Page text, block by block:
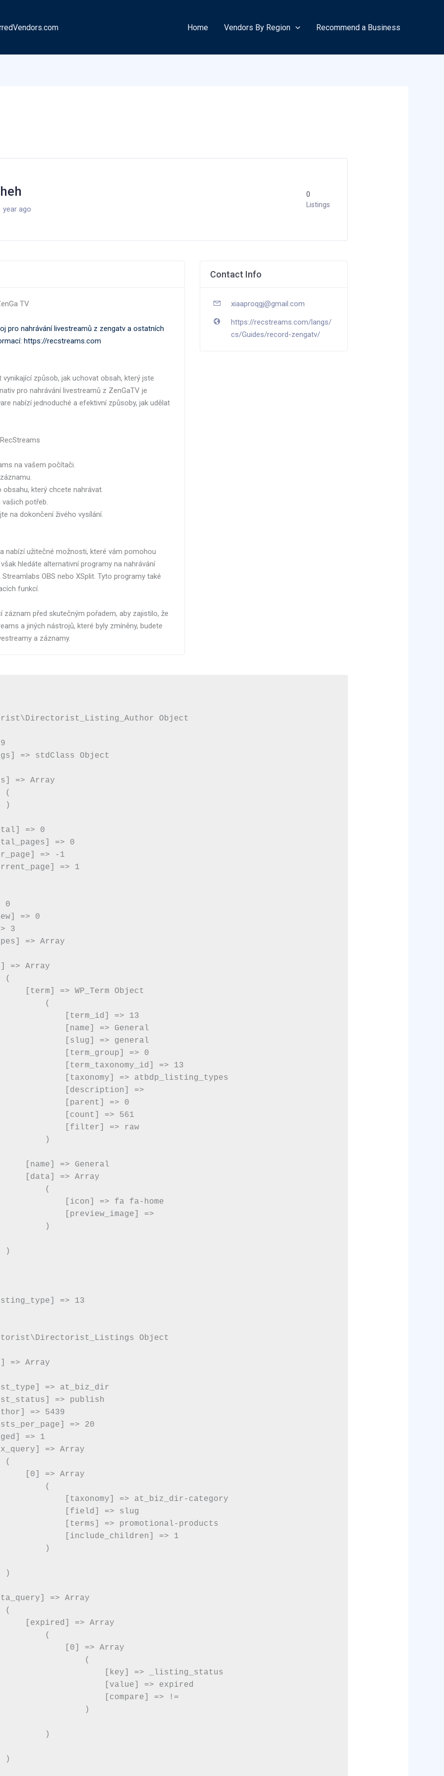
Home Vendors By Region Recommend a Business
year ago
0
Listings
TV
pro nahrávání livestreamů z zengatv a ostatních
https://recstreams.com
vynikající způsob, jak uchovat obsah, který jste
pro nahrávání livestreamů z ZenGaTV je
nabízí jednoduché a efektivní způsoby, jak udělat
na vašem počítači.
obsahu, který chcete nahrávat.
vašich potřeb.
na dokončení živého vysílání.
nabízí užitečné možnosti, které vám pomohou
hledáte alternativní programy na nahrávání
OBS nebo XSplit. Tyto programy také
funkcí.
záznam před skutečným pořadem, aby zajistilo, že
a jiných nástrojů, které byly zmíněny, budete
a záznamy.
Contact Info
xiaaproqgj@gmail.com
https://recstreams.com/langs/
cs/Guides/record-zengatv/